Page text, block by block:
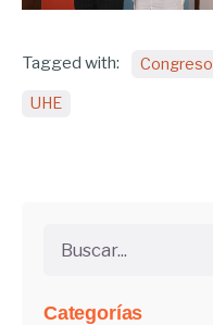
Categorías
Tagged with: Congreso
UHE